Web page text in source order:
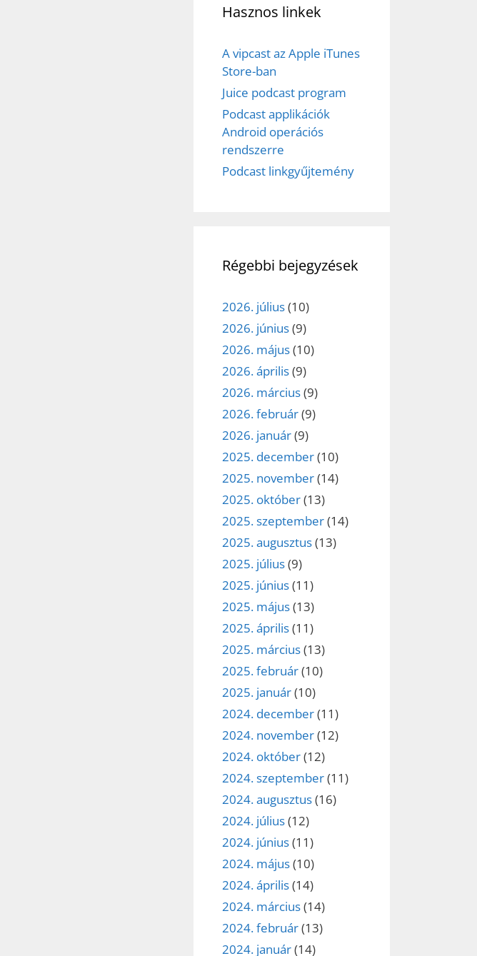
Hasznos linkek
A vipcast az Apple iTunes
Store-ban
Juice podcast program
Podcast applikációk
Android operációs
rendszerre
Podcast linkgyűjtemény
Régebbi bejegyzések
2026. július(10)
2026. június(9)
2026. május(10)
2026. április(9)
2026. március(9)
2026. február(9)
2026. január(9)
2025. december(10)
2025. november(14)
2025. október(13)
2025. szeptember(14)
2025. augusztus(13)
2025. július(9)
2025. június(11)
2025. május(13)
2025. április(11)
2025. március(13)
2025. február(10)
2025. január(10)
2024. december(11)
2024. november(12)
2024. október(12)
2024. szeptember(11)
2024. augusztus(16)
2024. július(12)
2024. június(11)
2024. május(10)
2024. április(14)
2024. március(14)
2024. február(13)
2024. január(14)